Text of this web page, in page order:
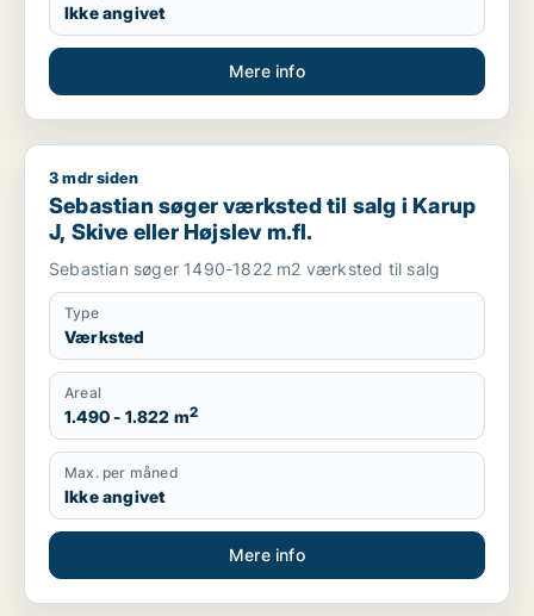
Ikke angivet
Mere info
Sebastian søger værksted til salg i Karup J, Skive eller
3 mdr siden
Sebastian søger værksted til salg i Karup
J, Skive eller Højslev m.fl.
Sebastian søger 1490-1822 m2 værksted til salg
Type
Værksted
Areal
1.490 - 1.822 m2
Max. per måned
Ikke angivet
Mere info